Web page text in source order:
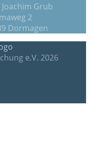
Grub
2
e.V. 2026